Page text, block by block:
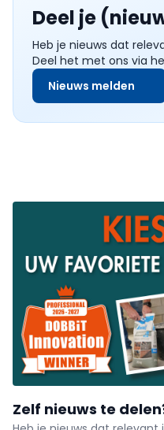
Deel je
Heb je nieuws dat
Deel het met ons via
Nieuws melden
Zelf nieuws te